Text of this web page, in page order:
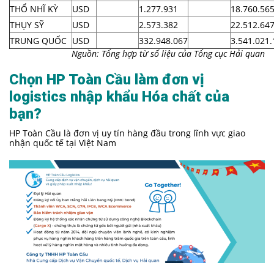
THỔ NHĨ KỲ
USD 1.277.931
18.760.565
THỤY SỸ
USD 2.573.382
22.512.647
TRUNG QUỐC USD 332.948.067
Nguồn: Tổng hợp từ số liệu của Tổng cục Hải quan
Chọn HP Toàn Cầu làm đơn vị
logistics nhập khẩu Hóa chất của
bạn?
HP Toàn Cầu là đơn vị uy tín hàng đầu trong lĩnh vực giao
nhận quốc tế tại Việt Nam